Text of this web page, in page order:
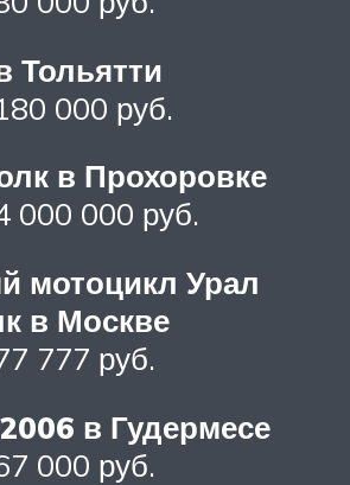
Тольятти
000 руб.
в Прохоровке
000 000 руб.
мотоцикл Урал
в Москве
777 руб.
в Гудермесе
000 руб.